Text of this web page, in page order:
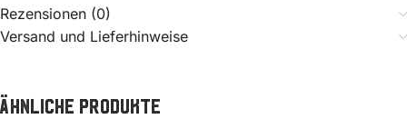
Rezensionen (0)
Versand und Lieferhinweise
Ähnliche Produkte